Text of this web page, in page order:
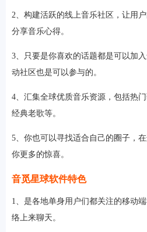
2、构建活跃的线上音乐社区，让用
分享音乐心得。
3、只要是你喜欢的话题都是可以加
动社区也是可以参与的。
4、汇集全球优质音乐资源，包括热
经典老歌等。
5、你也可以寻找适合自己的圈子，
你更多的惊喜。
音觅星球软件特色
1、是各地单身用户们都关注的移动
络上来聊天。